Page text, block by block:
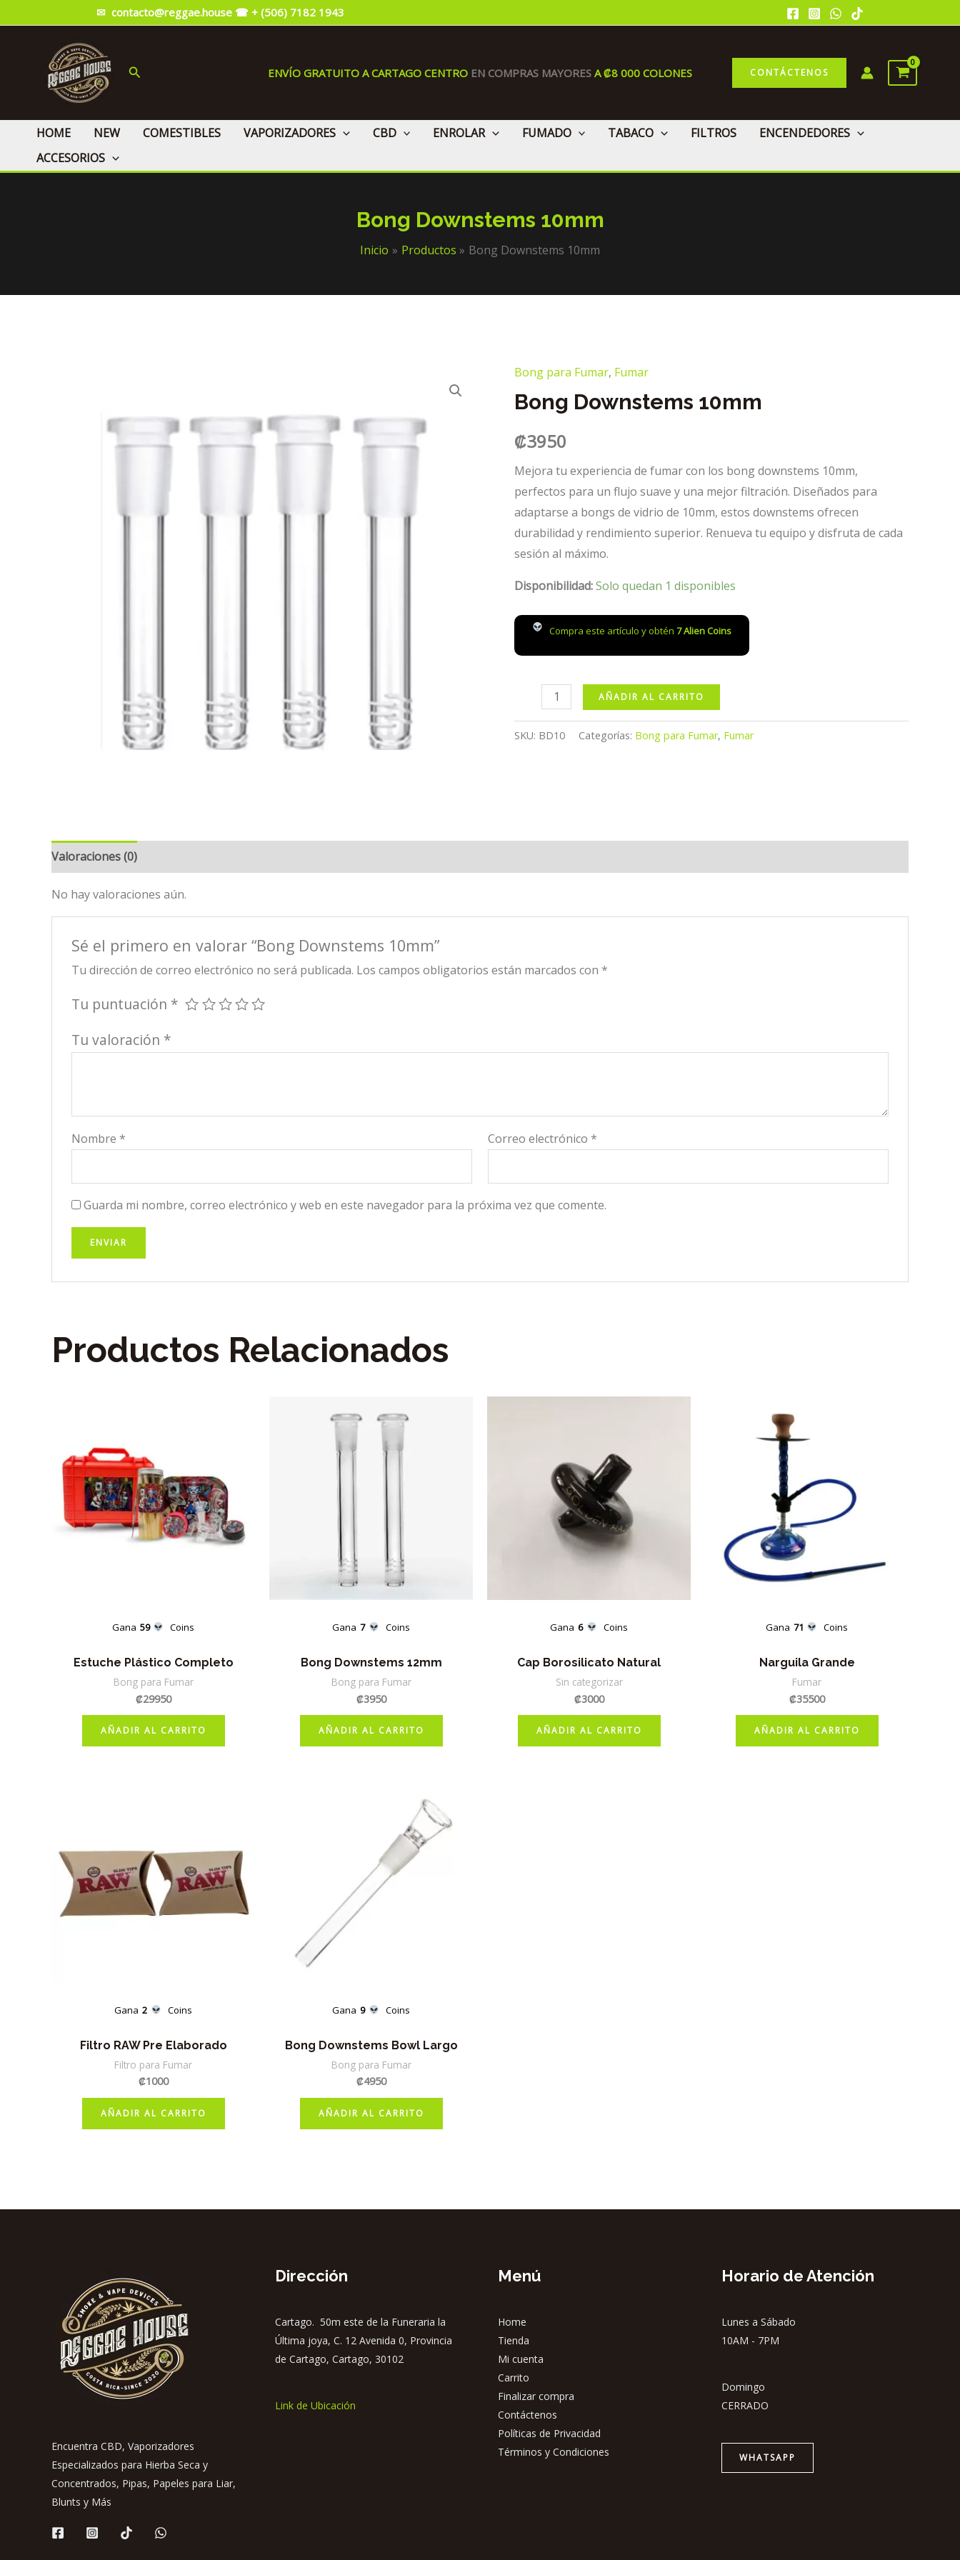
al
✉ contacto@reggae.house ☎ + (506) 7182 1943
Buscar ENVÍO GRATUITO A CARTAGO CENTRO EN COMPRAS MAYORES A ₡8 000 COLONES CONTÁCTENOS
HOME NEW COMESTIBLES VAPORIZADORES CBD ENROLAR FUMADO TABACO FILTROS
ENCENDEDORES
ACCESORIOS
Bong Downstems 10mm
Inicio Productos Bong Downstems 10mm
Bong para Fumar, Fumar
Bong Downstems 10mm
₡3950
Mejora tu experiencia de fumar con los bong downstems 10mm,
perfectos para un flujo suave y una mejor filtración. Diseñados para
adaptarse a bongs de vidrio de 10mm, estos downstems ofrecen
durabilidad y rendimiento superior. Renueva tu equipo y disfruta de cada
sesión al máximo.
Disponibilidad:Solo quedan 1 disponibles
Compra este artículo y obtén 7Alien Coins
Downstems
10mm
AÑADIR AL CARRITO
SKU: BD10 Categorías: Bong para Fumar, Fumar
Valoraciones (0)
No hay valoraciones aún.
Sé el primero en valorar “Bong Downstems 10mm”
Tu dirección de correo electrónico no será publicada. Los campos obligatorios están marcados con *
Tu puntuación *
Tu valoración *
Nombre * Correo electrónico *
Guarda mi nombre, correo electrónico y web en este navegador para la próxima vez que comente.
Productos Relacionados
Gana 59 Coins
Estuche Plástico Completo
Bong para Fumar
₡29950
AÑADIR AL CARRITO
Gana 7 Coins
Bong Downstems 12mm
Bong para Fumar
₡3950
AÑADIR AL CARRITO
Gana 6 Coins
Cap Borosilicato Natural
Sin categorizar
₡3000
AÑADIR AL CARRITO
Gana 71 Coins
Narguila Grande
Fumar
₡35500
AÑADIR AL CARRITO
Gana 2 Coins
Filtro RAW Pre Elaborado
Filtro para Fumar
₡1000
AÑADIR AL CARRITO
Gana 9 Coins
Bong Downstems Bowl Largo
Bong para Fumar
₡4950
AÑADIR AL CARRITO
Encuentra CBD, Vaporizadores
Especializados para Hierba Seca y
Concentrados, Pipas, Papeles para Liar,
Blunts y Más
Dirección
Cartago. 50m este de la Funeraria la
Última joya, C. 12 Avenida 0, Provincia
de Cartago, Cartago, 30102
Link de Ubicación
Menú
Home
Tienda
Mi cuenta
Carrito
Finalizar compra
Contáctenos
Políticas de Privacidad
Términos y Condiciones
Horario de Atención
Lunes a Sábado
10AM - 7PM
Domingo
CERRADO
WHATSAPP